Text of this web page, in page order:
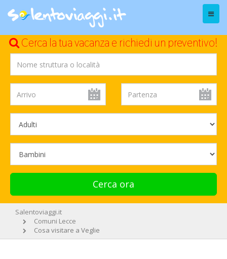
Menu
Cerca la tua vacanza e richiedi un preventivo!
Cerca ora
Salentoviaggi.it
Comuni Lecce
Cosa visitare a Veglie